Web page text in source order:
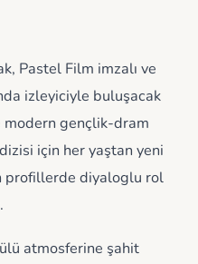
Pastel Film imzalı ve
izleyiciyle buluşacak
modern gençlik-dram
dizisi için her yaştan yeni
profillerde diyaloglu rol
atmosferine şahit